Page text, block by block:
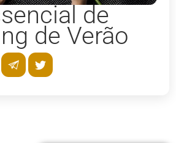
de
de Verão